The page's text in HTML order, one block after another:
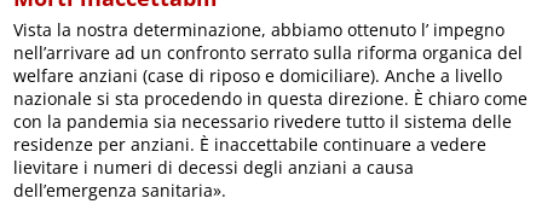
Vista la nostra determinazione, abbiamo ottenuto l’ impegno
nell’arrivare ad un confronto serrato sulla riforma organica del
welfare anziani (case di riposo e domiciliare). Anche a livello
nazionale si sta procedendo in questa direzione. È chiaro come
con la pandemia sia necessario rivedere tutto il sistema delle
residenze per anziani. È inaccettabile continuare a vedere
lievitare i numeri di decessi degli anziani a causa
dell’emergenza sanitaria».